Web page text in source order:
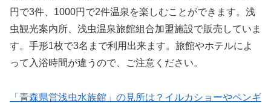
円で3件、1000円で2件温泉を楽しむことができます。浅
虫観光案内所、浅虫温泉旅館組合加盟施設で販売していま
す。手形1枚で3名まで利用出来ます。旅館やホテルによ
って入浴時間が違うので、ご注意ください。
「青森県営浅虫水族館」の見所は？イルカショーやペンギ